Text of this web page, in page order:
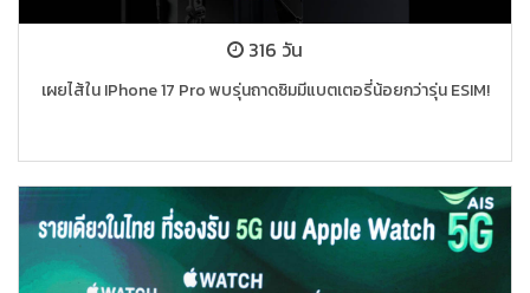
316 วัน
เผยไส้ใน IPhone 17 Pro พบรุ่นถาดซิมมีแบตเตอรี่น้อยกว่ารุ่น ESIM!